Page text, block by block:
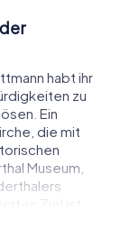
habt ihr
zu
Ein
die mit
Museum,
Ziel ist